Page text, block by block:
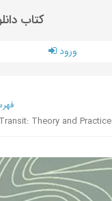
کتاب
ورود
Theory and Practice